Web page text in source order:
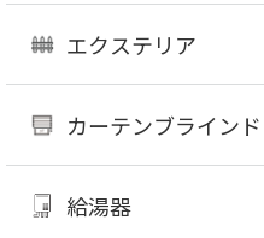
エクステリア
カーテンブラインド
給湯器